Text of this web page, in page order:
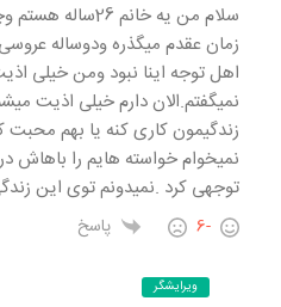
سلام من یه خانم
زمان عقدم میگذره ودوساله
اهل توجه اینا نبود ومن خیلی
نمیگفتم.الان دارم خیلی اذیت
زندگیمون کاری کنه یا بهم
نمیخوام خواسته هایم را باهاش
توجهی کرد .نمیدونم توی این
-6 پاسخ
ویرایشگر